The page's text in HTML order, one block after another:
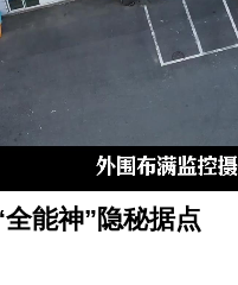
能神”隐秘据点